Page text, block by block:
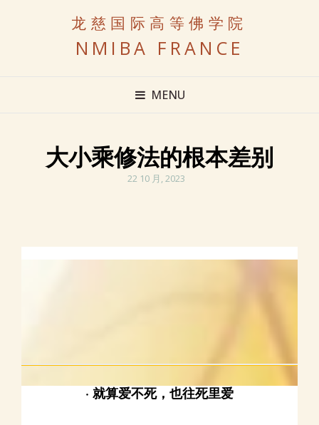
龙慈国际高等佛学院
NMIBA FRANCE
MENU
大小乘修法的根本差别
POSTED
22 10 月, 2023
· 就算爱不死，也往死里爱